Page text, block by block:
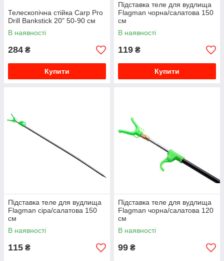
Телескопічна стійка Carp Pro
Drill Bankstick 20" 50-90 см
В наявності
284 ₴
Купити
Підставка теле для вудлища
Flagman чорна/салатова 150
см
В наявності
119 ₴
Купити
Підставка теле для вудлища
Flagman сіра/салатова 150
см
В наявності
115 ₴
Підставка теле для вудлища
Flagman чорна/салатова 120
см
В наявності
99 ₴